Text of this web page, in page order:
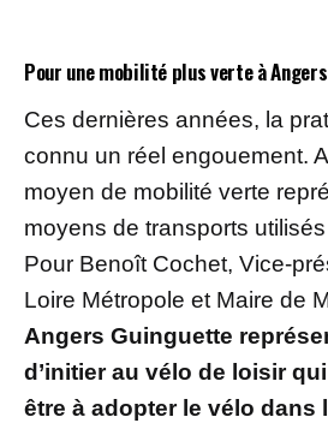
Pour une mobilité plus verte à
Ces dernières années, la
connu un réel engouement.
moyen de mobilité verte
moyens de transports
Pour Benoît Cochet, Vice-
Loire Métropole et Maire de
Angers Guinguette
d’initier au vélo de loisir
être à adopter le vélo dans